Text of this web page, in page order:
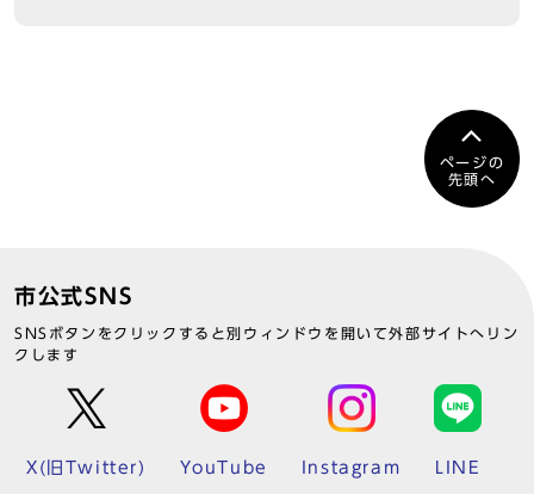
ページの
先頭へ
市公式SNS
SNSボタンをクリックすると別ウィンドウを開いて外部サイトへリン
クします
X(旧Twitter) YouTube Instagram LINE